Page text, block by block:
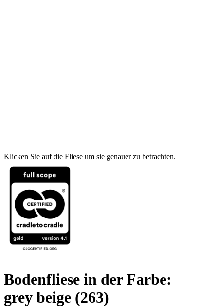
Klicken Sie auf die Fliese um sie genauer zu betrachten.
Bodenfliese in der Farbe:
grey beige (263)